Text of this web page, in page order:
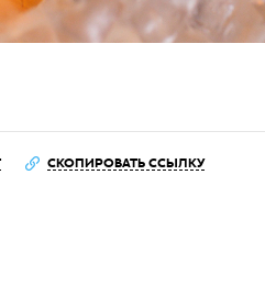
СКОПИРОВАТЬ ССЫЛКУ